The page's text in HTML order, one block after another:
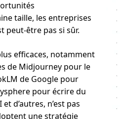
taille, les entreprises
peut-être pas si sûr.
efficaces, notamment
de Midjourney pour le
de Google pour
pour écrire du
d’autres, n’est pas
une stratégie